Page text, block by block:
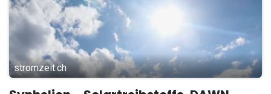
stromzeit.ch